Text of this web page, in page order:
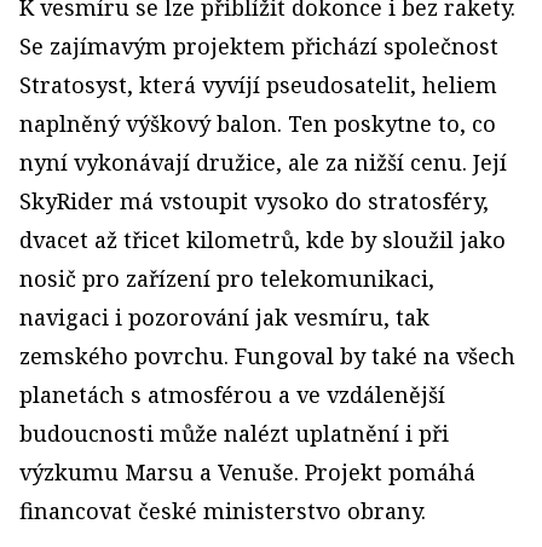
K vesmíru se lze přiblížit dokonce i bez rakety.
Se zajímavým projektem přichází společnost
Stratosyst, která vyvíjí pseudosatelit, heliem
naplněný výškový balon. Ten poskytne to, co
nyní vykonávají družice, ale za nižší cenu. Její
SkyRider má vstoupit vysoko do stratosféry,
dvacet až třicet kilometrů, kde by sloužil jako
nosič pro zařízení pro telekomunikaci,
navigaci i pozorování jak vesmíru, tak
zemského povrchu. Fungoval by také na všech
planetách s atmosférou a ve vzdálenější
budoucnosti může nalézt uplatnění i při
výzkumu Marsu a Venuše. Projekt pomáhá
financovat české ministerstvo obrany.